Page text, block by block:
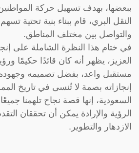
ببعضها، بهدف تسهيل حركة
النقل البري، قام ببناء بنية تحتية
والتواصل بين مختلف المناطق.
في ختام هذا النظرة الشاملة على
العزيز، يظهر أنه كان قائدًا حكيمًا
مستقبل واعد، بفضل تصميمه وجهوده
إنجازاته بصمة لا تُنسى في تاريخ
السعودية، إنها قصة نجاح تلهمنا
الرؤية والإرادة يمكن أن تحققان
الازدهار والتطوير.